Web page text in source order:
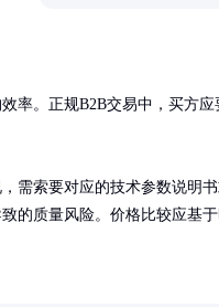
率。正规B2B交易中，买方
需索要对应的技术参数说明
的质量风险。价格比较应基于